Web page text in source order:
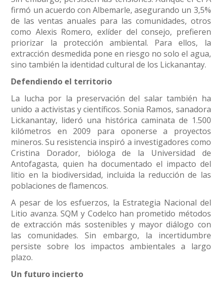
firmó un acuerdo con Albemarle, asegurando un 3,5%
de las ventas anuales para las comunidades, otros
como Alexis Romero, exlíder del consejo, prefieren
priorizar la protección ambiental. Para ellos, la
extracción desmedida pone en riesgo no solo el agua,
sino también la identidad cultural de los Lickanantay.
Defendiendo el territorio
La lucha por la preservación del salar también ha
unido a activistas y científicos. Sonia Ramos, sanadora
Lickanantay, lideró una histórica caminata de 1.500
kilómetros en 2009 para oponerse a proyectos
mineros. Su resistencia inspiró a investigadores como
Cristina Dorador, bióloga de la Universidad de
Antofagasta, quien ha documentado el impacto del
litio en la biodiversidad, incluida la reducción de las
poblaciones de flamencos.
A pesar de los esfuerzos, la Estrategia Nacional del
Litio avanza. SQM y Codelco han prometido métodos
de extracción más sostenibles y mayor diálogo con
las comunidades. Sin embargo, la incertidumbre
persiste sobre los impactos ambientales a largo
plazo.
Un futuro incierto